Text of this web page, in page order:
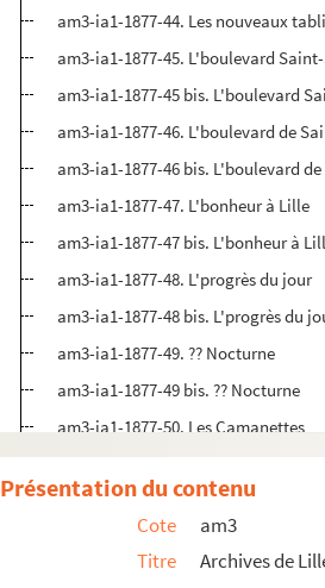
am3-ia1-1877-44. Les nouveaux
am3-ia1-1877-45. L'boulevard
am3-ia1-1877-45 bis. L'boulevard
am3-ia1-1877-46. L'boulevard de
am3-ia1-1877-46 bis. L'boulevard
am3-ia1-1877-47. L'bonheur à Lille
am3-ia1-1877-47 bis. L'bonheur à
am3-ia1-1877-48. L'progrès du jour
am3-ia1-1877-48 bis. L'progrès du
am3-ia1-1877-49. ?? Nocturne
am3-ia1-1877-49 bis. ?? Nocturne
am3-ia1-1877-50. Les Camanettes
am3-ia1-1877-50 bis. Les
am3-ia1-1877-51. L'ouragan du
am3-ia1-1877-51 bis. L'ouragan du
am3-ia1-1877-52. Histoire d'un
Présentation du contenu
Cote
am3
Titre
Archives de